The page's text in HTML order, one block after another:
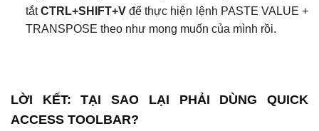
tắtCTRL+SHIFT+Vđể thực hiện lệnh PASTE VALUE +
TRANSPOSE theo như mong muốn của mình rồi.
LỜI KẾT: TẠI SAO LẠI PHẢI DÙNG QUICK
ACCESS TOOLBAR?